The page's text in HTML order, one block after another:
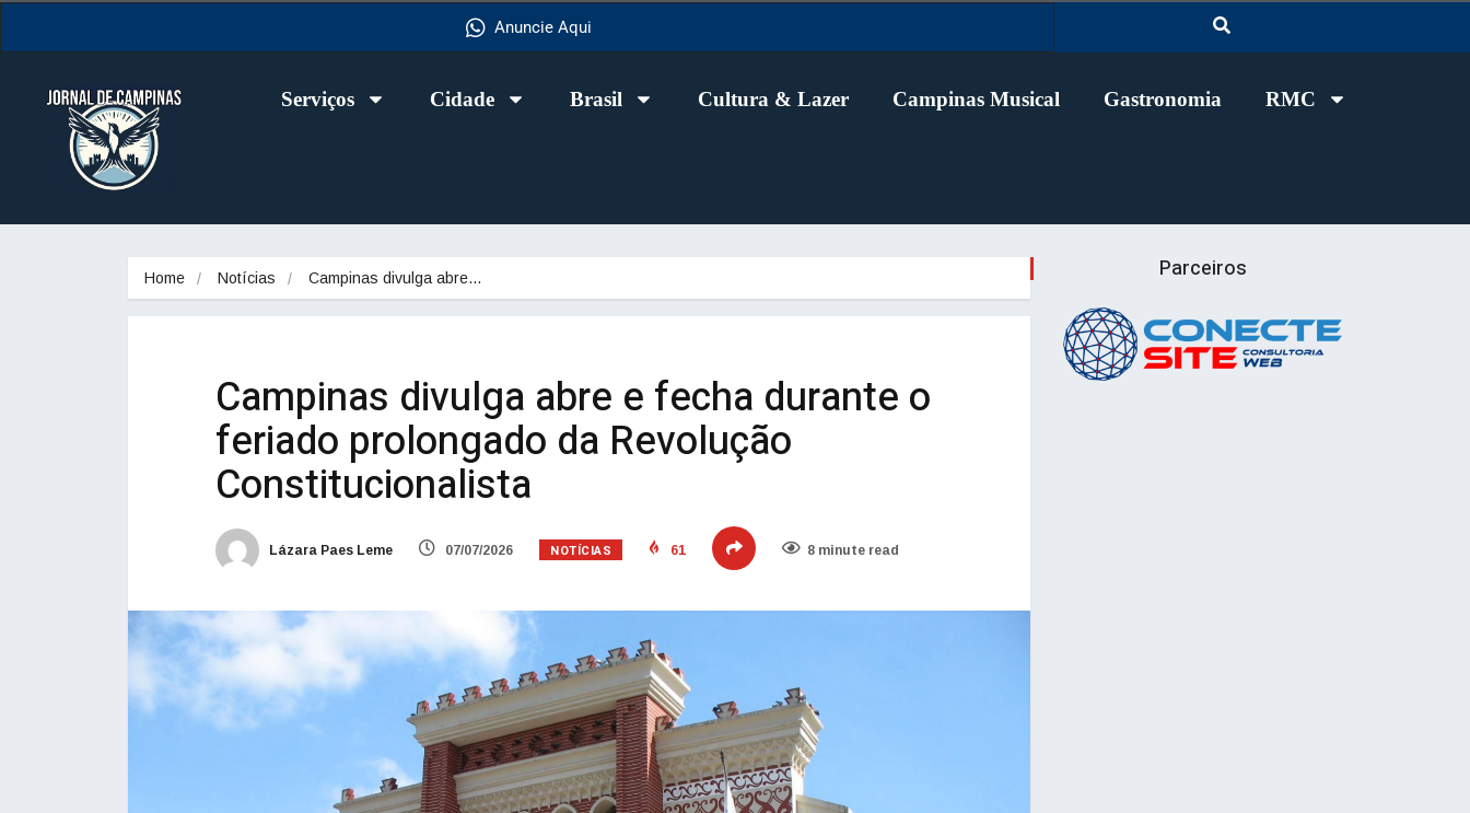
Anuncie Aqui
Serviços Cidade Brasil Cultura & Lazer Campinas Musical Gastronomia RMC
Home Notícias Campinas divulga abre…
Campinas divulga abre e fecha durante o
feriado prolongado da Revolução
Constitucionalista
Lázara Paes Leme 07/07/2026 NOTÍCIAS 61 8 minute read
Parceiros